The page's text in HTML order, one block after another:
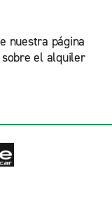
nuestra página
sobre el alquiler